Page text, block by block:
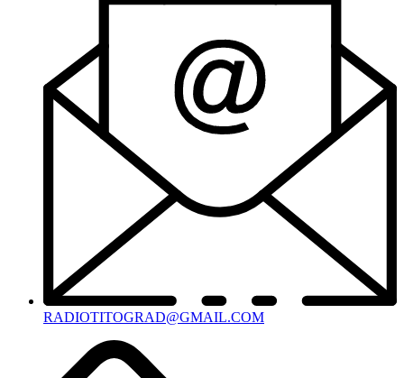
RADIOTITOGRAD@GMAIL.COM